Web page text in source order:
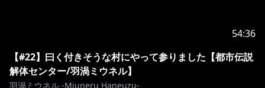
54:36
【#22】曰く付きそうな村にやって参りました【都市伝説
解体センター/羽渦ミウネル】
羽渦ミウネル -Miuneru Haneuzu-